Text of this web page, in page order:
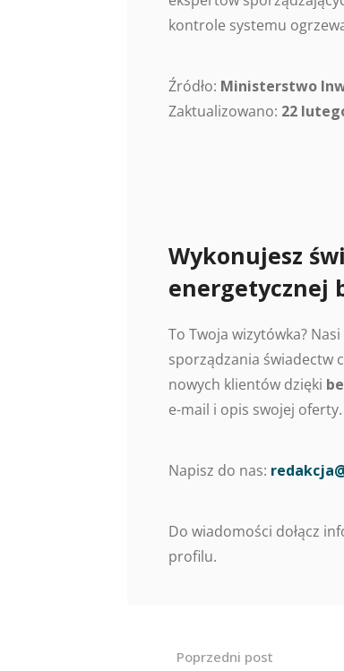
kontrole systemu
Źródło: Ministerstwo
Zaktualizowano: 22
Wykonujesz
energetycznej
To Twoja wizytówka?
sporządzania świadectw
nowych klientów dzięki
e-mail i opis swojej oferty.
Napisz do nas:
Do wiadomości dołącz
profilu.
Nawigacja
Poprzedni post